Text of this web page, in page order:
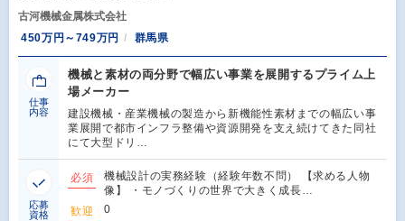
古河機械金属株式会社
450万円～749万円
群馬県
仕事
内容
機械と素材の両分野で幅広い事業を展開するプライム上
場メーカー
建設機械・産業機械の製造から新機能性素材までの幅広い事
業展開で都市インフラ整備や資源開発を支え続けてきた同社
にて大型ドリ…
応募
資格
必須
機械設計の実務経験（経験年数不問） 【求める人物
像】 ・モノづくりの世界で大きく成長…
歓迎
0